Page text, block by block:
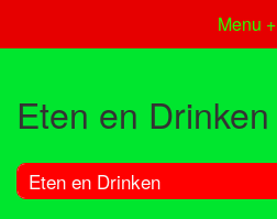
Menu +
Eten en Drinken
Eten en Drinken